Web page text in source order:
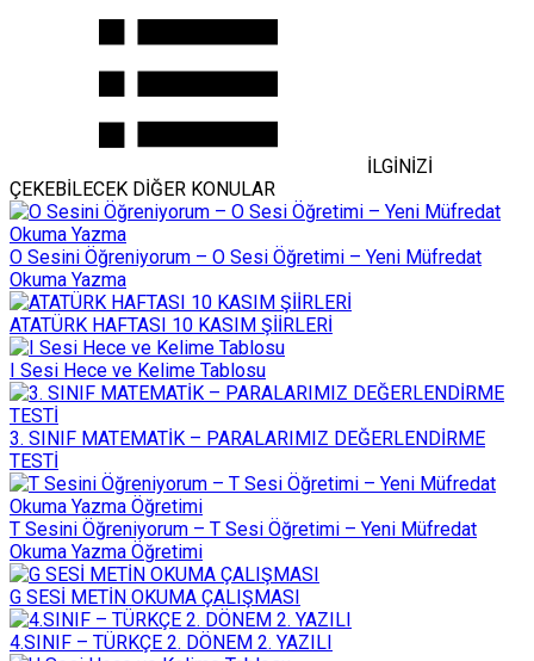
İLGİNİZİ
ÇEKEBİLECEK DİĞER KONULAR
O Sesini Öğreniyorum – O Sesi Öğretimi – Yeni Müfredat
Okuma Yazma
ATATÜRK HAFTASI 10 KASIM ŞİİRLERİ
I Sesi Hece ve Kelime Tablosu
3. SINIF MATEMATİK – PARALARIMIZ DEĞERLENDİRME
TESTİ
T Sesini Öğreniyorum – T Sesi Öğretimi – Yeni Müfredat
Okuma Yazma Öğretimi
G SESİ METİN OKUMA ÇALIŞMASI
4.SINIF – TÜRKÇE 2. DÖNEM 2. YAZILI